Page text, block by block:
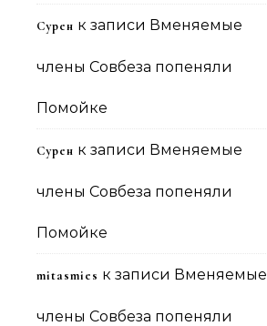
Сурен к записи Вменяемые
члены Совбеза попеняли
Помойке
Сурен к записи Вменяемые
члены Совбеза попеняли
Помойке
mitasmies к записи Вменяемые
члены Совбеза попеняли